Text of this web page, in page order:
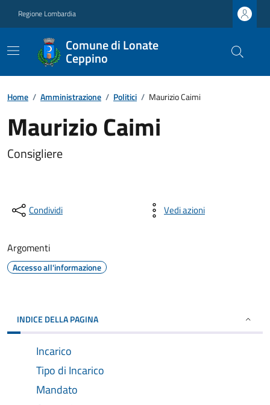
Regione Lombardia
Comune di Lonate
Ceppino
Home / Amministrazione / Politici / Maurizio Caimi
Maurizio Caimi
Consigliere
Condividi Vedi azioni
Argomenti
Accesso all'informazione
INDICE DELLA PAGINA
Incarico
Tipo di Incarico
Mandato